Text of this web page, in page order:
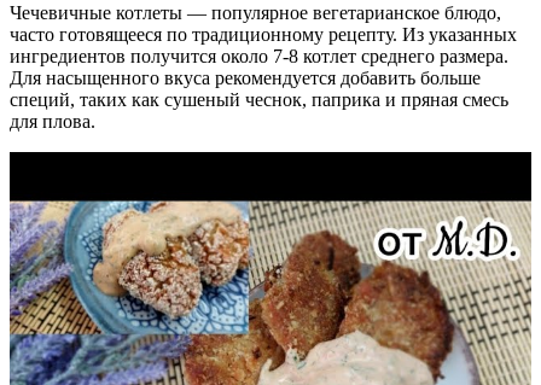
Чечевичные котлеты — популярное вегетарианское блюдо,
часто готовящееся по традиционному рецепту. Из указанных
ингредиентов получится около 7-8 котлет среднего размера.
Для насыщенного вкуса рекомендуется добавить больше
специй, таких как сушеный чеснок, паприка и пряная смесь
для плова.